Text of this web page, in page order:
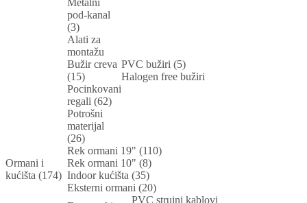
Metalni
pod-kanal
(3)
Alati za
montažu
Bužir creva
(15)
PVC bužiri (5)
Halogen free bužiri
Pocinkovani
regali (62)
Potrošni
materijal
(26)
Ormani i
kućišta (174)
Rek ormani 19" (110)
Rek ormani 10" (8)
Indoor kućišta (35)
Eksterni ormani (20)
PVC strujni kablovi